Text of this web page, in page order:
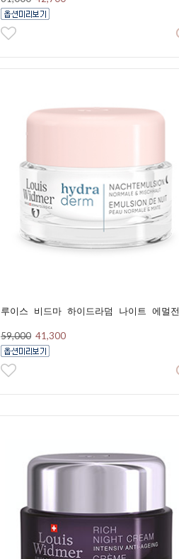
루이스 비드마 하이드라덤 나이트 에멀전
59,000 41,300